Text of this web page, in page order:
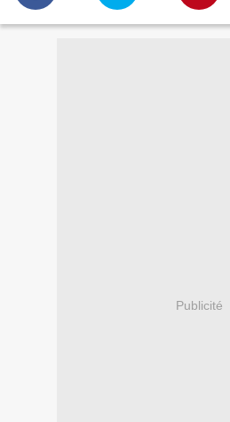
Publicité